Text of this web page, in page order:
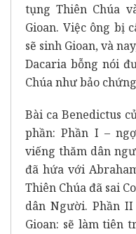
tụng Thiên Chúa
Gioan. Việc ông bị
sẽ sinh Gioan, và
Dacaria bỗng nói
Chúa như bảo
Bài ca Benedictus
phần: Phần I –
viếng thăm dân
đã hứa với
Thiên Chúa đã sai
dân Người. Phần
Gioan: sẽ làm tiên